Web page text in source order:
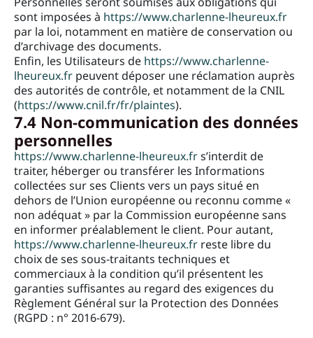
sont imposées à https://www.charlenne-lheureux.fr
par la loi, notamment en matière de conservation ou
d’archivage des documents.
Enfin, les Utilisateurs de https://www.charlenne-
lheureux.fr peuvent déposer une réclamation auprès
des autorités de contrôle, et notamment de la CNIL
(https://www.cnil.fr/fr/plaintes).
7.4 Non-communication des données
personnelles
https://www.charlenne-lheureux.frs’interdit de
traiter, héberger ou transférer les Informations
collectées sur ses Clients vers un pays situé en
dehors de l’Union européenne ou reconnu comme «
non adéquat » par la Commission européenne sans
en informer préalablement le client. Pour autant,
https://www.charlenne-lheureux.fr reste libre du
choix de ses sous-traitants techniques et
commerciaux à la condition qu’il présentent les
garanties suffisantes au regard des exigences du
Règlement Général sur la Protection des Données
(RGPD : n° 2016-679).